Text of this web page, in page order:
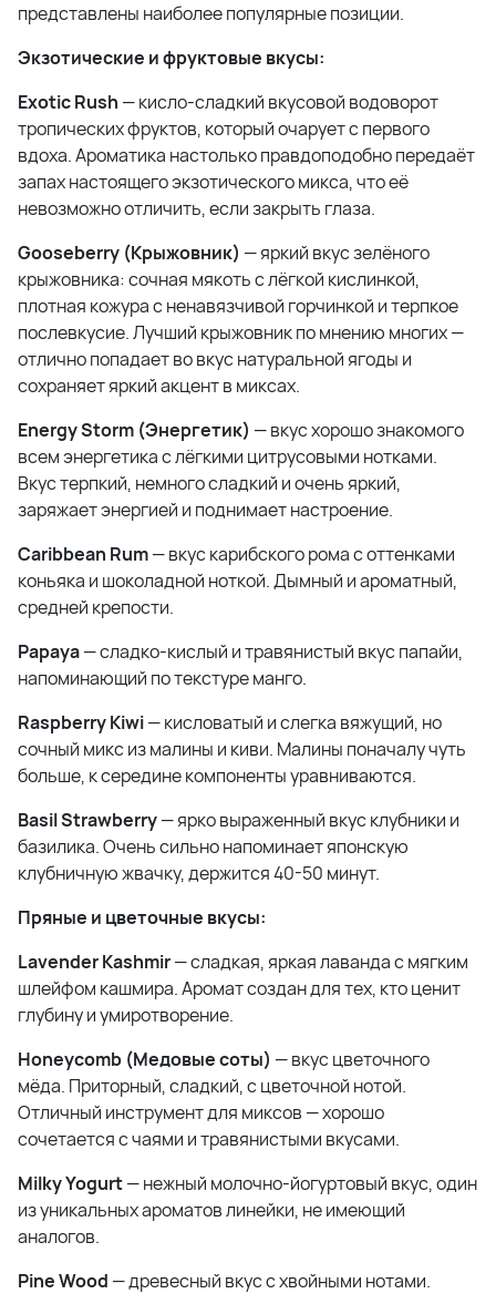
представлены наиболее популярные позиции.
Экзотические и фруктовые вкусы:
Exotic Rush — кисло-сладкий вкусовой водоворот
тропических фруктов, который очарует с первого
вдоха. Ароматика настолько правдоподобно передаёт
запах настоящего экзотического микса, что её
невозможно отличить, если закрыть глаза.
Gooseberry (Крыжовник) — яркий вкус зелёного
крыжовника: сочная мякоть с лёгкой кислинкой,
плотная кожура с ненавязчивой горчинкой и терпкое
послевкусие. Лучший крыжовник по мнению многих —
отлично попадает во вкус натуральной ягоды и
сохраняет яркий акцент в миксах.
Energy Storm (Энергетик) — вкус хорошо знакомого
всем энергетика с лёгкими цитрусовыми нотками.
Вкус терпкий, немного сладкий и очень яркий,
заряжает энергией и поднимает настроение.
Caribbean Rum— вкус карибского рома с оттенками
коньяка и шоколадной ноткой. Дымный и ароматный,
средней крепости.
Papaya— сладко-кислый и травянистый вкус папайи,
напоминающий по текстуре манго.
Raspberry Kiwi— кисловатый и слегка вяжущий, но
сочный микс из малины и киви. Малины поначалу чуть
больше, к середине компоненты уравниваются.
Basil Strawberry— ярко выраженный вкус клубники и
базилика. Очень сильно напоминает японскую
клубничную жвачку, держится 40-50 минут.
Пряные и цветочные вкусы:
Lavender Kashmir— сладкая, яркая лаванда с мягким
шлейфом кашмира. Аромат создан для тех, кто ценит
глубину и умиротворение.
Honeycomb (Медовые соты) — вкус цветочного
мёда. Приторный, сладкий, с цветочной нотой.
Отличный инструмент для миксов — хорошо
сочетается с чаями и травянистыми вкусами.
Milky Yogurt— нежный молочно-йогуртовый вкус, один
из уникальных ароматов линейки, не имеющий
аналогов.
Pine Wood — древесный вкус с хвойными нотами.